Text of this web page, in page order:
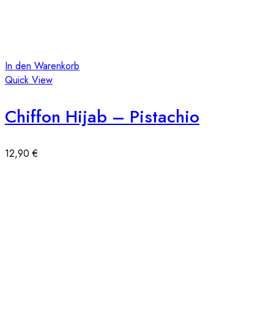
In den Warenkorb
Quick View
Chiffon Hijab – Pistachio
12,90€